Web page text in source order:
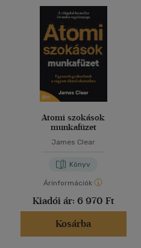
Atomi szokások
munkafüzet
James Clear
Könyv
Árinformációk
Kiadói ár: 6 970 Ft
Kosárba